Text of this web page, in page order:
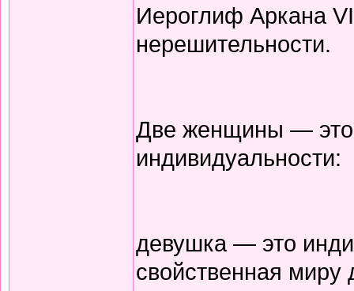
Иероглиф Аркана
нерешительности.
Две женщины — это
индивидуальности:
девушка — это
свойственная